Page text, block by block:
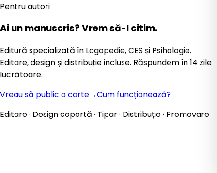
Pentru autori
Ai un manuscris?Vrem să-l citim.
Editură specializată în Logopedie, CES și Psihologie.
Editare, design și distribuție incluse. Răspundem în 14 zile
lucrătoare.
Vreau să public o carte→Cum funcționează?
Editare · Design copertă · Tipar · Distribuție · Promovare